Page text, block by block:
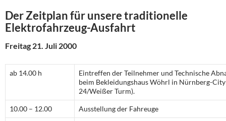
Der Zeitplan für unsere traditionelle
Elektrofahrzeug-Ausfahrt
Freitag 21. Juli 2000
ab 14.00 h
Eintreffen der Teilnehmer und Technische
beim Bekleidungshaus Wöhrl in Nürnberg-
24/Weißer Turm).
10.00 – 12.00 Ausstellung der Fahreuge